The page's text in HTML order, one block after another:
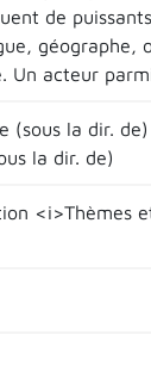
de
géographe,
Un acteur
(sous la dir. de)
la dir. de)
<i>Thèmes